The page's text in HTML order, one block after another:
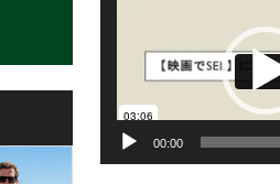
00:00